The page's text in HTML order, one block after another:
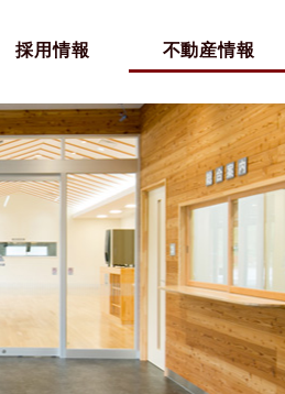
採用情報 不動産情報